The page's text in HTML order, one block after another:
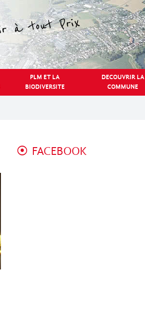
PLM ET LA
BIODIVERSITE
DECOUVRIR LA
COMMUNE
FACEBOOK